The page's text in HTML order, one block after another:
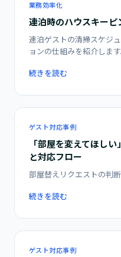
業務効率化
連泊時のハウスキーピ
連泊ゲストの清掃スケジ
ョンの仕組みを紹介します
続きを読む
ゲスト対応事例
「部屋を変えてほし
と対応フロー
部屋替えリクエストの判
続きを読む
ゲスト対応事例